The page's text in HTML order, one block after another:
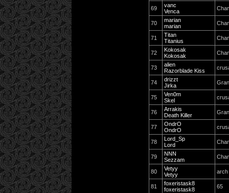
69
vanc
Venca
70
marian
marian
71
Titan
Titanius
72
Kokosak
Kokosak
73
alien
Razorblade Kiss
74
drizzt
Jirka
75
Ven0m
Skel
76
Arrakis
Death Killer
77
OndrO
OndrO
78
Lord_Sp
Lord
79
NNN
Sezzam
80
Vetyy
Vetyy
arch
81
foxeristask8
foxeristask8
65